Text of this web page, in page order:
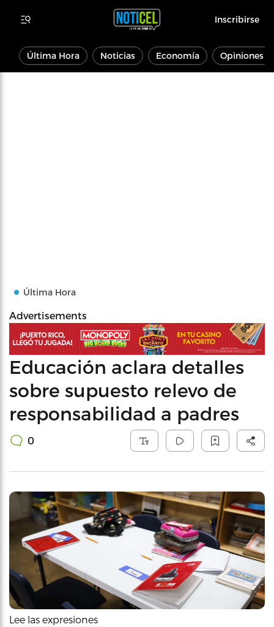
Inscribirse
Última Hora Noticias Economía Opiniones
Última Hora
Advertisements
Educación aclara detalles
sobre supuesto relevo de
responsabilidad a padres
0
Lee las expresiones